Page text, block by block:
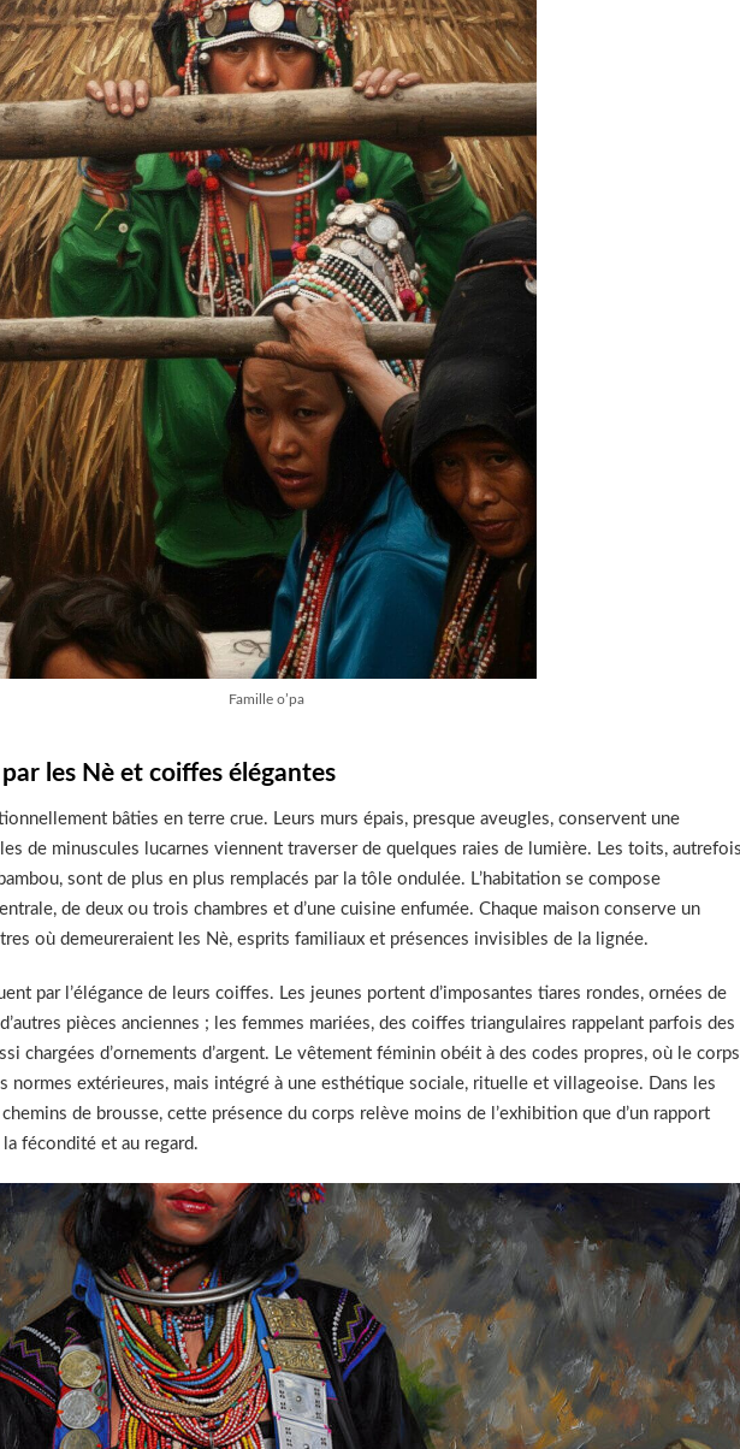
Famille o’pa
les Nè et coiffes élégantes
bâties en terre crue. Leurs murs épais, presque aveugles, conservent une
de minuscules lucarnes viennent traverser de quelques raies de lumière. Les toits,
sont de plus en plus remplacés par la tôle ondulée. L’habitation se compose
de deux ou trois chambres et d’une cuisine enfumée. Chaque maison conserve un
où demeureraient les Nè, esprits familiaux et présences invisibles de la lignée.
par l’élégance de leurs coiffes. Les jeunes portent d’imposantes tiares rondes, ornées de
pièces anciennes ; les femmes mariées, des coiffes triangulaires rappelant parfois des
chargées d’ornements d’argent. Le vêtement féminin obéit à des codes propres, où le corps
normes extérieures, mais intégré à une esthétique sociale, rituelle et villageoise. Dans les
de brousse, cette présence du corps relève moins de l’exhibition que d’un rapport
la fécondité et au regard.